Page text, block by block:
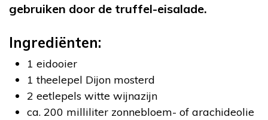
gebruiken door de truffel-eisalade.
Ingrediënten:
1 eidooier
1 theelepel Dijon mosterd
2 eetlepels witte wijnazijn
ca. 200 milliliter zonnebloem- of arachideolie